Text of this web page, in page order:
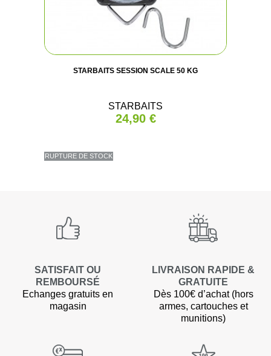
STARBAITS SESSION SCALE 50 KG
STARBAITS
24,90 €
RUPTURE DE STOCK
SATISFAIT OU
REMBOURSÉ
Echanges gratuits en
magasin
LIVRAISON RAPIDE &
GRATUITE
Dès 100€ d’achat (hors
armes, cartouches et
munitions)